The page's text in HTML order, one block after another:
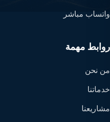
واتساب مباشر
روابط مهمة
من نحن
خدماتنا
مشاريعنا